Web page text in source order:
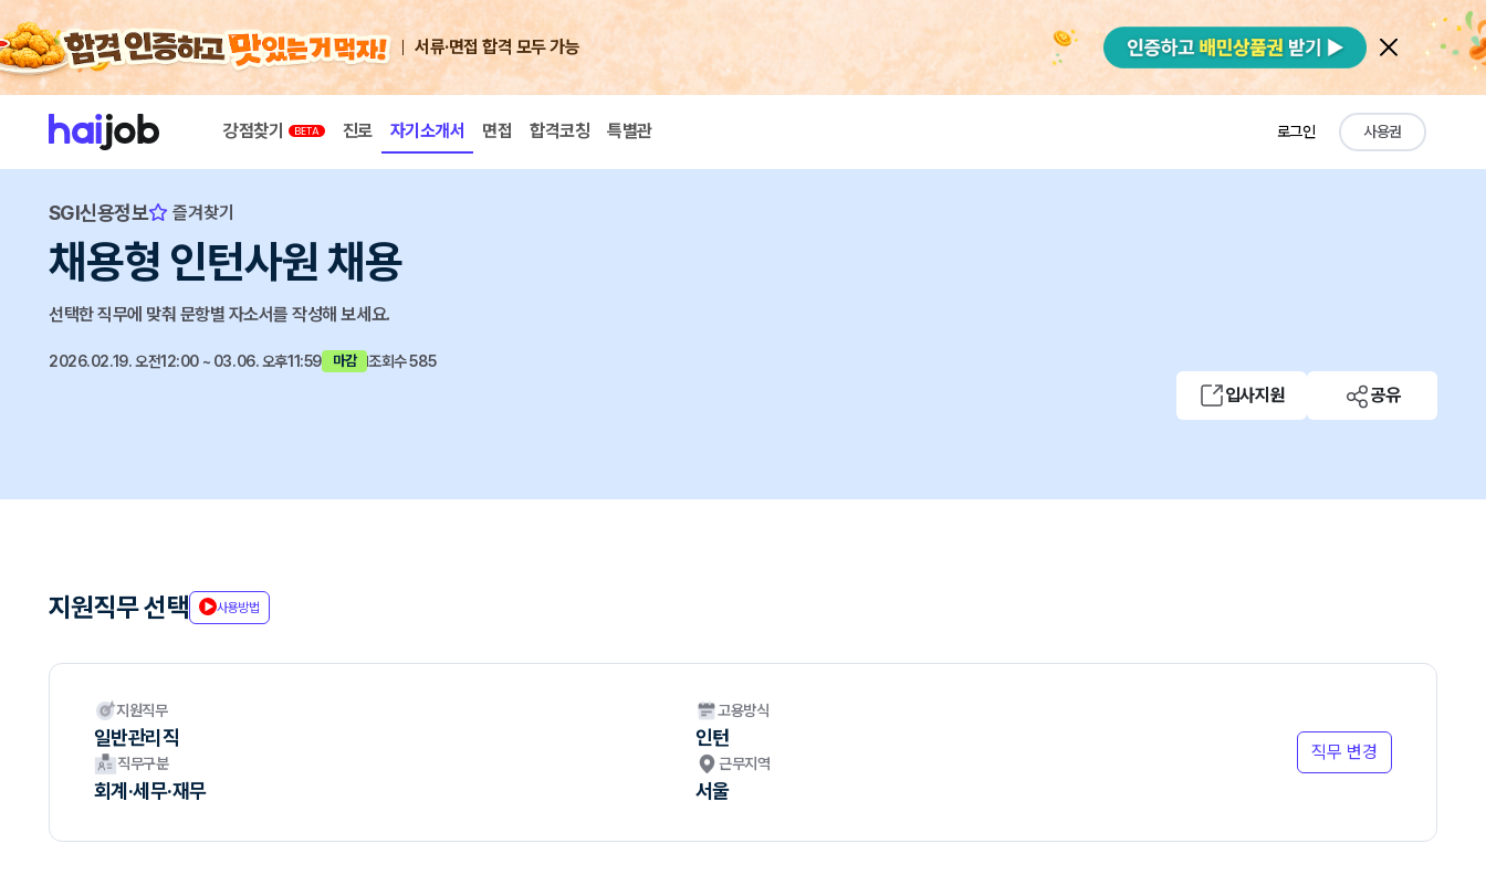
서류·면접 합격 모두 가능
강점찾기 진로 자기소개서 면접 합격코칭 특별관 로그인 사용권
SGI신용정보 즐겨찾기
채용형 인턴사원 채용
선택한 직무에 맞춰 문항별 자소서를 작성해 보세요.
2026.02.19. 오전12:00 ~ 03.06. 오후11:59 마감 조회수 585
입사지원 공유
지원직무 선택 사용방법
지원직무
일반관리직
고용방식
인턴
직무구분
회계·세무·재무
근무지역
서울
직무 변경